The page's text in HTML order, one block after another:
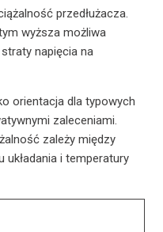
przedłużacza.
wyższa możliwa
napięcia na
orientacja dla typowych
zaleceniami.
zależy między
układania i temperatury